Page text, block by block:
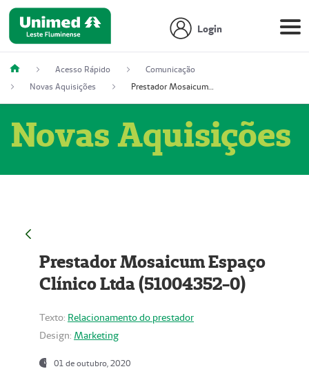
Login
Acesso Rápido
Comunicação
Novas Aquisições
Prestador Mosaicum Espaço Clínico Ltda (51004352-0)
Novas Aquisições
Prestador Mosaicum Espaço
Clínico Ltda (51004352-0)
Texto: Relacionamento do prestador
Design: Marketing
01 de outubro, 2020